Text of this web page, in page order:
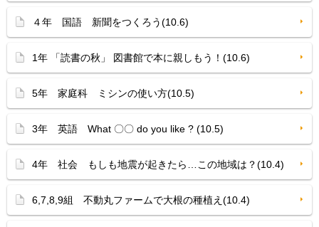
４年 国語 新聞をつくろう(10.6)
1年 「読書の秋」 図書館で本に親しもう！(10.6)
5年 家庭科 ミシンの使い方(10.5)
3年 英語 What 〇〇 do you like ? (10.5)
4年 社会 もしも地震が起きたら…この地域は？(10.4)
6,7,8,9組 不動丸ファームで大根の種植え(10.4)